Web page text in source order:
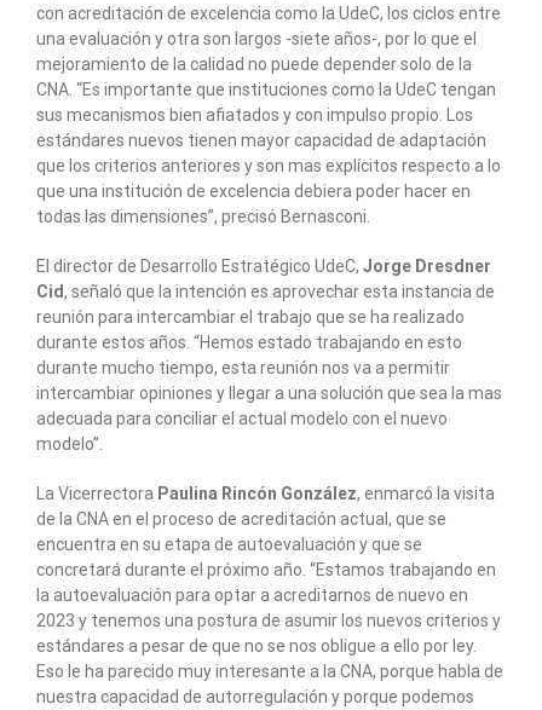
con acreditación de excelencia como la UdeC, los ciclos entre
una evaluación y otra son largos -siete años-, por lo que el
mejoramiento de la calidad no puede depender solo de la
CNA. “Es importante que instituciones como la UdeC tengan
sus mecanismos bien afiatados y con impulso propio. Los
estándares nuevos tienen mayor capacidad de adaptación
que los criterios anteriores y son mas explícitos respecto a lo
que una institución de excelencia debiera poder hacer en
todas las dimensiones”, precisó Bernasconi.
El director de Desarrollo Estratégico UdeC, Jorge Dresdner
Cid, señaló que la intención es aprovechar esta instancia de
reunión para intercambiar el trabajo que se ha realizado
durante estos años. “Hemos estado trabajando en esto
durante mucho tiempo, esta reunión nos va a permitir
intercambiar opiniones y llegar a una solución que sea la mas
adecuada para conciliar el actual modelo con el nuevo
modelo”.
La Vicerrectora Paulina Rincón González, enmarcó la visita
de la CNA en el proceso de acreditación actual, que se
encuentra en su etapa de autoevaluación y que se
concretará durante el próximo año. “Estamos trabajando en
la autoevaluación para optar a acreditarnos de nuevo en
2023 y tenemos una postura de asumir los nuevos criterios y
estándares a pesar de que no se nos obligue a ello por ley.
Eso le ha parecido muy interesante a la CNA, porque habla de
nuestra capacidad de autorregulación y porque podemos